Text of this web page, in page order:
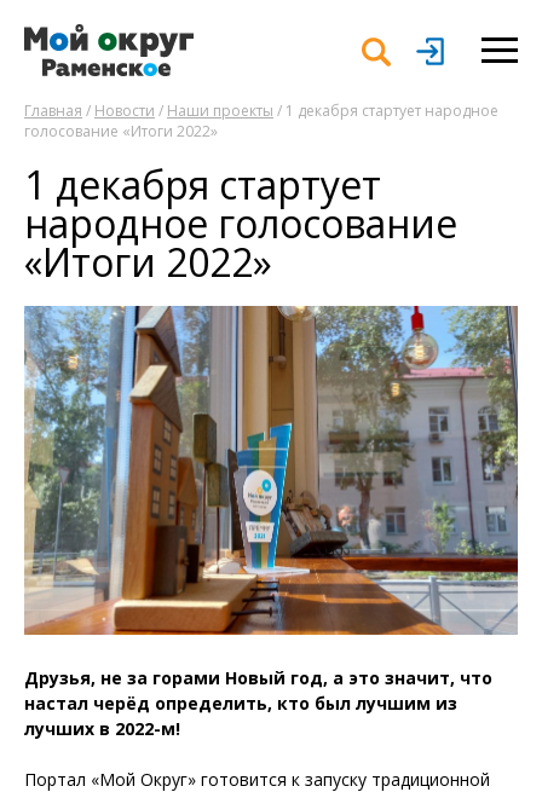
Главная / Новости / Наши проекты / 1 декабря стартует народное
голосование «Итоги 2022»
1 декабря стартует
народное голосование
«Итоги 2022»
Друзья, не за горами Новый год, а это значит, что
настал черёд определить, кто был лучшим из
лучших в 2022-м!
Портал «Мой Округ» готовится к запуску традиционной